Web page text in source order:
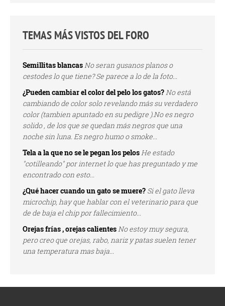
TEMAS MÁS VISTOS DEL FORO
Semillitas blancasNo seran gusanos planos o
cestodes lo que tiene? Se parece a lo de la foto...
¿Pueden cambiar el color del pelo los gatos?No está
cambiando de color solo revelando más su verdadero
color (tambien apuntado en su pedigre ).No es negro
solido , de los que se quedan más negros que una
noche sin luna. Es negro humo o smoke...
Tela a la que no se le pegan los pelosHe estado
"cotilleando" por internet lo que has preguntado y me
encontrado con esto...
¿Qué hacer cuando un gato se muere? Si el gato lleva
microchip, hay que hablar con el veterinario para que
de de baja el chip por fallecimiento...
Orejas frías , orejas calientesNo estoy muy segura,
pero creo que orejas, rabo, nariz y patas suelen tener
una temperatura mas baja...